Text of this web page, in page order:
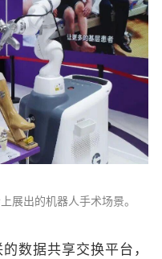
出的机器人手术场景。
据共享交换平台，